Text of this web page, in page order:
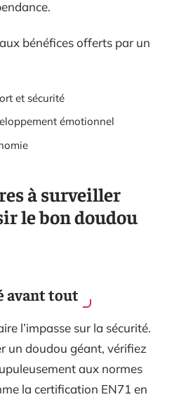
bénéfices offerts par un
et sécurité
émotionnel
à surveiller
le bon doudou
avant tout
l’impasse sur la sécurité.
un doudou géant, vérifiez
aux normes
la certification EN71 en